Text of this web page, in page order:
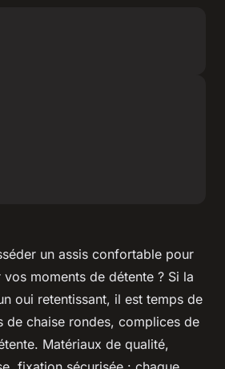
un assis confortable pour
moments de détente ? Si la
oui retentissant, il est temps de
de chaise rondes, complices de
Matériaux de qualité,